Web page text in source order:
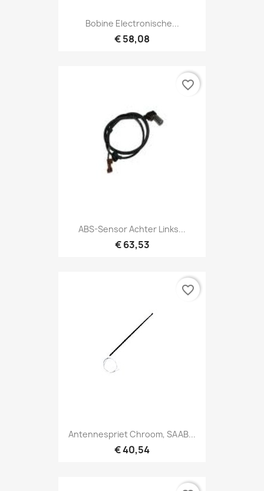
Bobine Electronische...
€ 58,08
ABS-Sensor Achter Links...
€ 63,53
favorite_border
Antennespriet Chroom, SAAB...
€ 40,54
favorite_border